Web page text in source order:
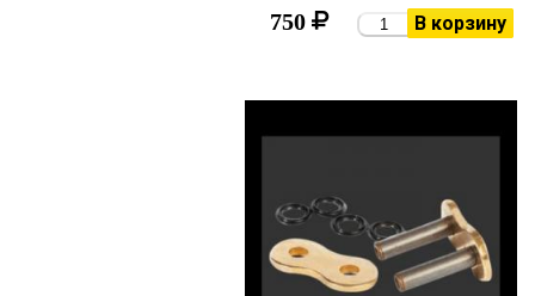
750 В корзину